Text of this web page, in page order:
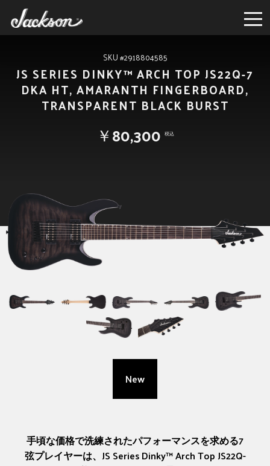
SKU #2918804585
JS SERIES DINKY™ ARCH TOP JS22Q-7
DKA HT, AMARANTH FINGERBOARD,
TRANSPARENT BLACK BURST
￥80,300 税込
New
手頃な価格で洗練されたパフォーマンスを求める7
弦プレイヤーは、JS Series Dinky™ Arch Top JS22Q-